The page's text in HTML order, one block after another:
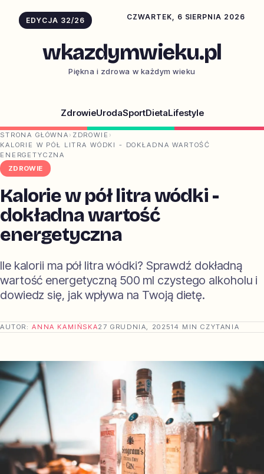
EDYCJA 32/26 CZWARTEK, 6 SIERPNIA 2026
wkazdymwieku.pl
Piękna i zdrowa w każdym wieku
ZdrowieUrodaSportDietaLifestyle
STRONA GŁÓWNA › ZDROWIE ›
KALORIE W PÓŁ LITRA WÓDKI - DOKŁADNA WARTOŚĆ
ENERGETYCZNA
ZDROWIE
Kalorie w pół litra wódki -
dokładna wartość
energetyczna
Ile kalorii ma pół litra wódki? Sprawdź dokładną
wartość energetyczną 500 ml czystego alkoholu i
dowiedz się, jak wpływa na Twoją dietę.
AUTOR:ANNA KAMIŃSKA27 GRUDNIA, 202514 MIN CZYTANIA